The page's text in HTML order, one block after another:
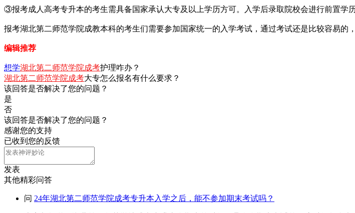
③报考成人高考专升本的考生需具备国家承认大专及以上学历方可。入学后录取院校会进行前置学
报考湖北第二师范学院成教本科的考生们需要参加国家统一的入学考试，通过考试还是比较容易的
编辑推荐
想学湖北第二师范学院成考护理咋办？
湖北第二师范学院成考大专怎么报名有什么要求？
该回答是否解决了您的问题？
是
否
该回答是否解决了您的问题？
感谢您的支持
已收到您的反馈
发表
其他精彩问答
问 24年湖北第二师范学院成考专升本入学之后，能不参加期末考试吗？